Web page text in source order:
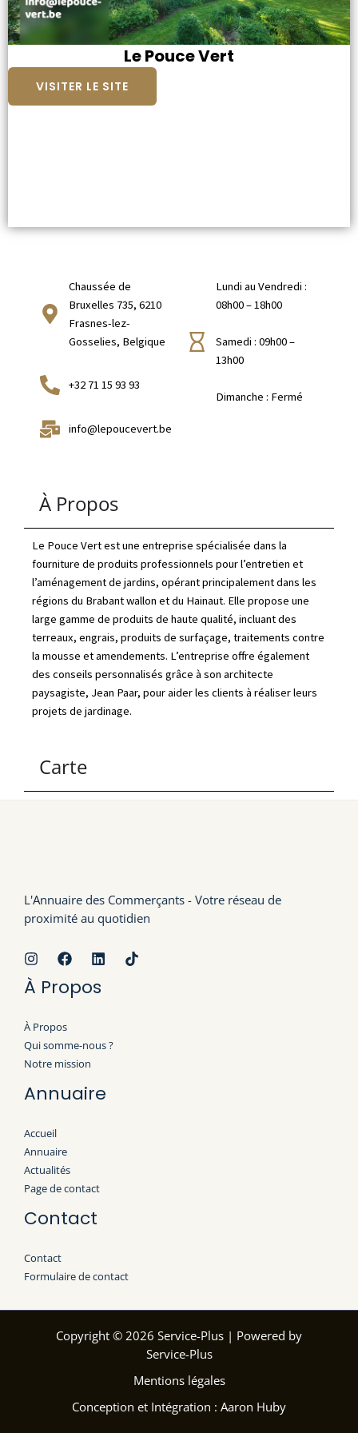
Le Pouce Vert
VISITER LE SITE
Chaussée de
Bruxelles 735, 6210
Frasnes-lez-
Gosselies, Belgique
+32 71 15 93 93
info@lepoucevert.be
Lundi au Vendredi :
08h00 – 18h00
Samedi : 09h00 –
13h00
Dimanche : Fermé
À Propos
Le Pouce Vert est une entreprise spécialisée dans la
fourniture de produits professionnels pour l’entretien et
l’aménagement de jardins, opérant principalement dans les
régions du Brabant wallon et du Hainaut. Elle propose une
large gamme de produits de haute qualité, incluant des
terreaux, engrais, produits de surfaçage, traitements contre
la mousse et amendements. L’entreprise offre également
des conseils personnalisés grâce à son architecte
paysagiste, Jean Paar, pour aider les clients à réaliser leurs
projets de jardinage.
Carte
L'Annuaire des Commerçants - Votre réseau de
proximité au quotidien
À Propos
À Propos
Qui somme-nous ?
Notre mission
Annuaire
Accueil
Annuaire
Actualités
Page de contact
Contact
Contact
Formulaire de contact
Copyright © 2026 Service-Plus | Powered by
Service-Plus
Mentions légales
Conception et Intégration : Aaron Huby